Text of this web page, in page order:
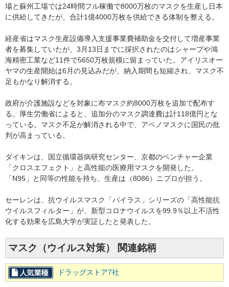
場と蘇州工場では24時間フル稼働で8000万枚のマスクを生産し日本
に供給してきたが、合計1億4000万枚を供給できる体制を整える。
経産省はマスク生産設備導入支援事業費補助金を交付して増産事業
者を募集していたが、3月13日までに採択されたのはシャープや鴻
海精密工業など11件で5650万枚規模に留まっていた。アイリスオー
ヤマの生産開始は6月の見込みだが、納入期間も短縮され、マスク不
足もかなり解消する。
政府が介護施設などを対象に布マスク約8000万枚を追加で配布す
る。厚生労働省によると、追加分のマスク調達費は計118億円とな
っている。マスク不足が解消される中で、アベノマスクに国民の批
判が高まっている。
ダイキンは、国立循環器病研究センター、京都のベンチャー企業
「クロスエフェクト」と高性能の医療用マスクを開発した。
「N95」と同等の性能を持ち、生産は（8086）ニプロが担う。
セーレンは、抗ウイルスマスク「バイラス」シリーズの「高性能抗
ウイルスフィルター」が、新型コロナウイルスを99.9％以上不活性
化する効果を広島大学が実証したと発表した。
マスク（ウイルス対策） 関連銘柄
ドラッグストア7社